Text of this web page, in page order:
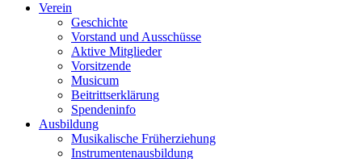
Verein
Geschichte
Vorstand und Ausschüsse
Aktive Mitglieder
Vorsitzende
Musicum
Beitrittserklärung
Spendeninfo
Ausbildung
Musikalische Früherziehung
Instrumentenausbildung